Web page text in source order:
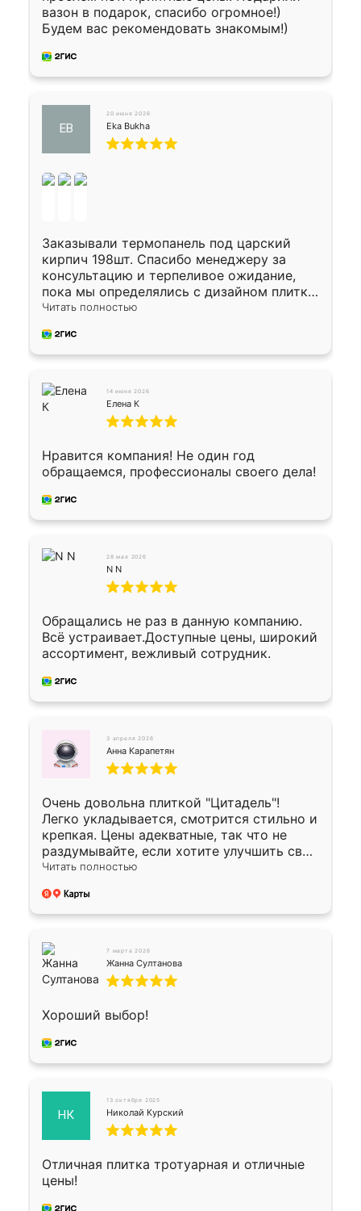
вазон в подарок, спасибо огромное!)
Будем вас рекомендовать знакомым!)
EB
20 июня 2026
Eka Bukha
Заказывали термопанель под царский
кирпич 198шт. Спасибо менеджеру за
консультацию и терпеливое ожидание,
пока мы определялись с дизайном плитки.
Исполнен заказ в срок, спасибо
предоплата наличкой 50%. Накануне с
водителем договорились о доставке в
Окончательный расчет при получении.
Огромная благодарность водителю, помог
выгрузить. Получили коробку плитки на
Осталось дело за малым-монтировать)))
Подарили два больших вазона трапеция
из архитектурного бетона-красота.
Читать полностью
14 июня 2026
Елена К
Нравится компания! Не один год
обращаемся, профессионалы своего дела!
28 мая 2026
N N
Обращались не раз в данную компанию.
Всё устраивает.Доступные цены, широкий
ассортимент, вежливый сотрудник.
3 апреля 2026
Анна Карапетян
Очень довольна плиткой "Цитадель"!
Легко укладывается, смотрится стильно и
крепкая. Цены адекватные, так что не
раздумывайте, если хотите улучшить свой
двор!
Читать полностью
7 марта 2026
Жанна Султанова
Хороший выбор!
НК
13 октября 2025
Николай Курский
Отличная плитка тротуарная и отличные
цены!